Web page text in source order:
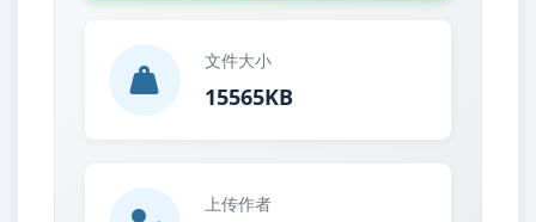
文件大小
15565KB
上传作者